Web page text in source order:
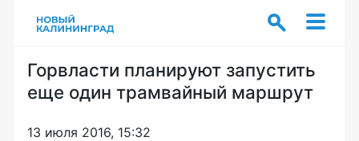
Горвласти планируют запустить
еще один трамвайный маршрут
13 июля 2016, 15:32